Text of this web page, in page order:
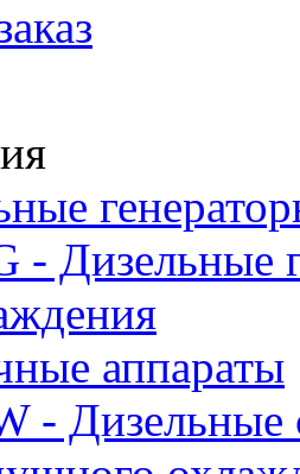
- Дизельные
аппараты
- Дизельные